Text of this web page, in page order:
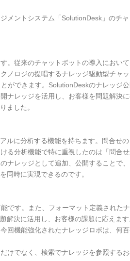
メントシステム「SolutionDesk」のチ
。従来のチャットボットの導入におい
ノロジの提唱するナレッジ駆動型チャ
ができます。SolutionDeskのナレッジ
ナレッジを活用し、お客様を問題解決
ました。
ルに分析する機能を持ちます。問合せ
る分析機能で特に重視したのは「問合
ナレッジとして追加、公開することで
同時に実現できるのです。
です。また、フォーマット定義された
解決に活用し、お客様の課題に応えま
回機能強化されたナレッジロボは、何
けでなく、検索でナレッジを参照する